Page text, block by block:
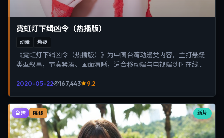
霓虹灯下缉凶令（热播版）
动漫 悬疑
《霓虹灯下缉凶令（热播版）》为中国台湾动漫类内容，主打悬疑
类型叙事，节奏紧凑、画面清晰，适合移动端与电视端随时在线观
2020-05-22 167,443 9.2
新片
台湾 院线